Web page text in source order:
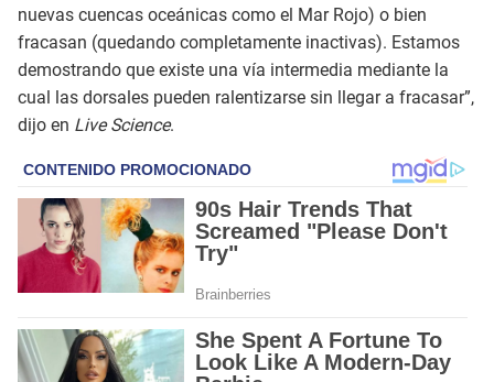
nuevas cuencas oceánicas como el Mar Rojo) o bien
fracasan (quedando completamente inactivas). Estamos
demostrando que existe una vía intermedia mediante la
cual las dorsales pueden ralentizarse sin llegar a fracasar”,
dijo en Live Science.